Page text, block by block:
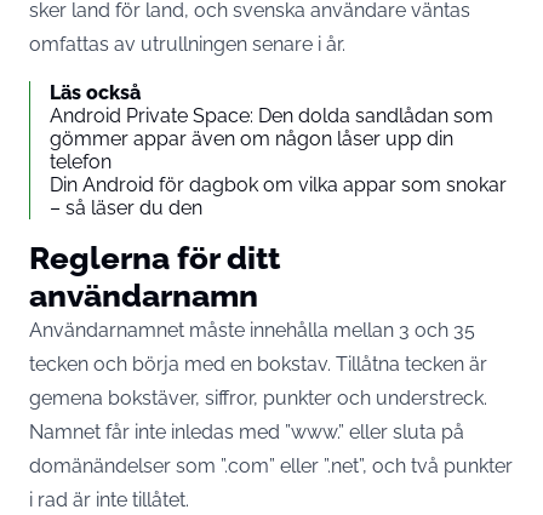
sker land för land, och svenska användare väntas
omfattas av utrullningen senare i år.
Läs också
Android Private Space: Den dolda sandlådan som
gömmer appar även om någon låser upp din
telefon
Din Android för dagbok om vilka appar som snokar
– så läser du den
Reglerna för ditt
användarnamn
Användarnamnet måste innehålla mellan 3 och 35
tecken och börja med en bokstav. Tillåtna tecken är
gemena bokstäver, siffror, punkter och understreck.
Namnet får inte inledas med ”www.” eller sluta på
domänändelser som ”.com” eller ”.net”, och två punkter
i rad är inte tillåtet.